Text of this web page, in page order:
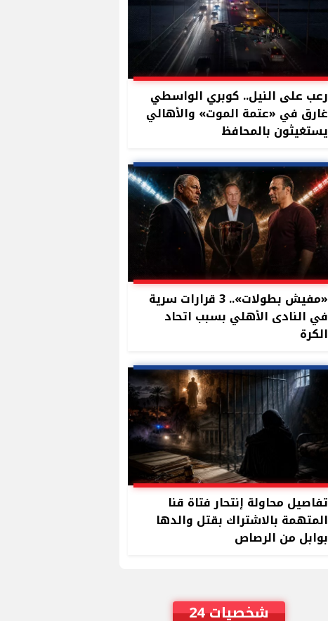
رعب على النيل.. كوبري الواسطي
غارق في «عتمة الموت» والأهالي
يستغيثون بالمحافظ
«مفيش بطولات».. 3 قرارات سرية
في النادى الأهلي بسبب اتحاد
الكرة
تفاصيل محاولة إنتحار فتاة قنا
المتهمة بالاشتراك بقتل والدها
بوابل من الرصاص
شخصيات 24